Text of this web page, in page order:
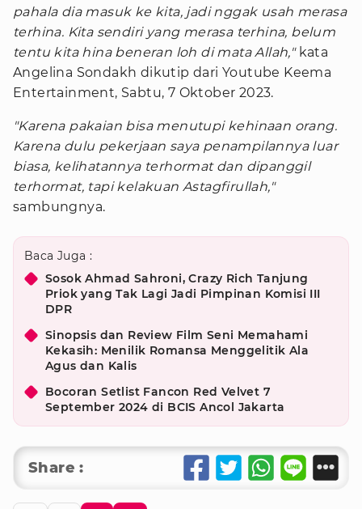
pahala dia masuk ke kita, jadi nggak usah merasa
terhina. Kita sendiri yang merasa terhina, belum
tentu kita hina beneran loh di mata Allah," kata
Angelina Sondakh dikutip dari Youtube Keema
Entertainment, Sabtu, 7 Oktober 2023.
"Karena pakaian bisa menutupi kehinaan orang.
Karena dulu pekerjaan saya penampilannya luar
biasa, kelihatannya terhormat dan dipanggil
terhormat, tapi kelakuan Astagfirullah,"
sambungnya.
Baca Juga :
Sosok Ahmad Sahroni, Crazy Rich Tanjung
Priok yang Tak Lagi Jadi Pimpinan Komisi III
DPR
Sinopsis dan Review Film Seni Memahami
Kekasih: Menilik Romansa Menggelitik Ala
Agus dan Kalis
Bocoran Setlist Fancon Red Velvet 7
September 2024 di BCIS Ancol Jakarta
Share :